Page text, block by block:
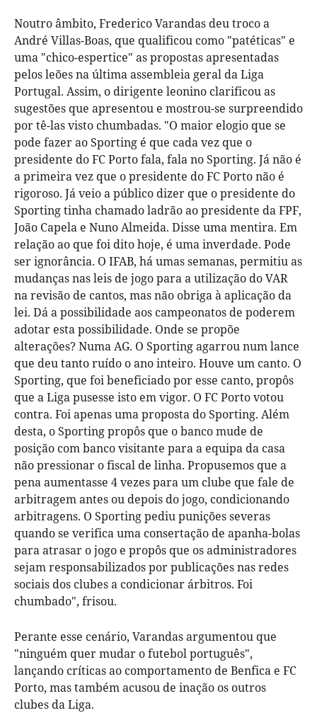
Noutro âmbito, Frederico Varandas deu troco a
André Villas-Boas, que qualificou como "patéticas" e
uma "chico-espertice" as propostas apresentadas
pelos leões na última assembleia geral da Liga
Portugal. Assim, o dirigente leonino clarificou as
sugestões que apresentou e mostrou-se surpreendido
por tê-las visto chumbadas. "O maior elogio que se
pode fazer ao Sporting é que cada vez que o
presidente do FC Porto fala, fala no Sporting. Já não é
a primeira vez que o presidente do FC Porto não é
rigoroso. Já veio a público dizer que o presidente do
Sporting tinha chamado ladrão ao presidente da FPF,
João Capela e Nuno Almeida. Disse uma mentira. Em
relação ao que foi dito hoje, é uma inverdade. Pode
ser ignorância. O IFAB, há umas semanas, permitiu as
mudanças nas leis de jogo para a utilização do VAR
na revisão de cantos, mas não obriga à aplicação da
lei. Dá a possibilidade aos campeonatos de poderem
adotar esta possibilidade. Onde se propõe
alterações? Numa AG. O Sporting agarrou num lance
que deu tanto ruído o ano inteiro. Houve um canto. O
Sporting, que foi beneficiado por esse canto, propôs
que a Liga pusesse isto em vigor. O FC Porto votou
contra. Foi apenas uma proposta do Sporting. Além
desta, o Sporting propôs que o banco mude de
posição com banco visitante para a equipa da casa
não pressionar o fiscal de linha. Propusemos que a
pena aumentasse 4 vezes para um clube que fale de
arbitragem antes ou depois do jogo, condicionando
arbitragens. O Sporting pediu punições severas
quando se verifica uma consertação de apanha-bolas
para atrasar o jogo e propôs que os administradores
sejam responsabilizados por publicações nas redes
sociais dos clubes a condicionar árbitros. Foi
chumbado", frisou.
Perante esse cenário, Varandas argumentou que
"ninguém quer mudar o futebol português",
lançando críticas ao comportamento de Benfica e FC
Porto, mas também acusou de inação os outros
clubes da Liga.